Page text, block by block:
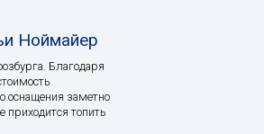
Ноймайер
Благодаря
оснащения заметно
приходится топить